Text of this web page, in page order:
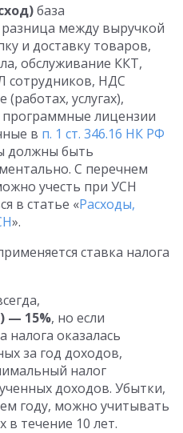
база
между выручкой
и доставку товаров,
обслуживание ККТ,
сотрудников, НДС
услугах),
программные лицензии
в п. 1 ст. 346.16 НК РФ
должны быть
С перечнем
учесть при УСН
в статье «Расходы,
».
ставка налога
— 15%, но если
налога оказалась
за год доходов,
налог
доходов. Убытки,
году, можно учитывать
в течение 10 лет.